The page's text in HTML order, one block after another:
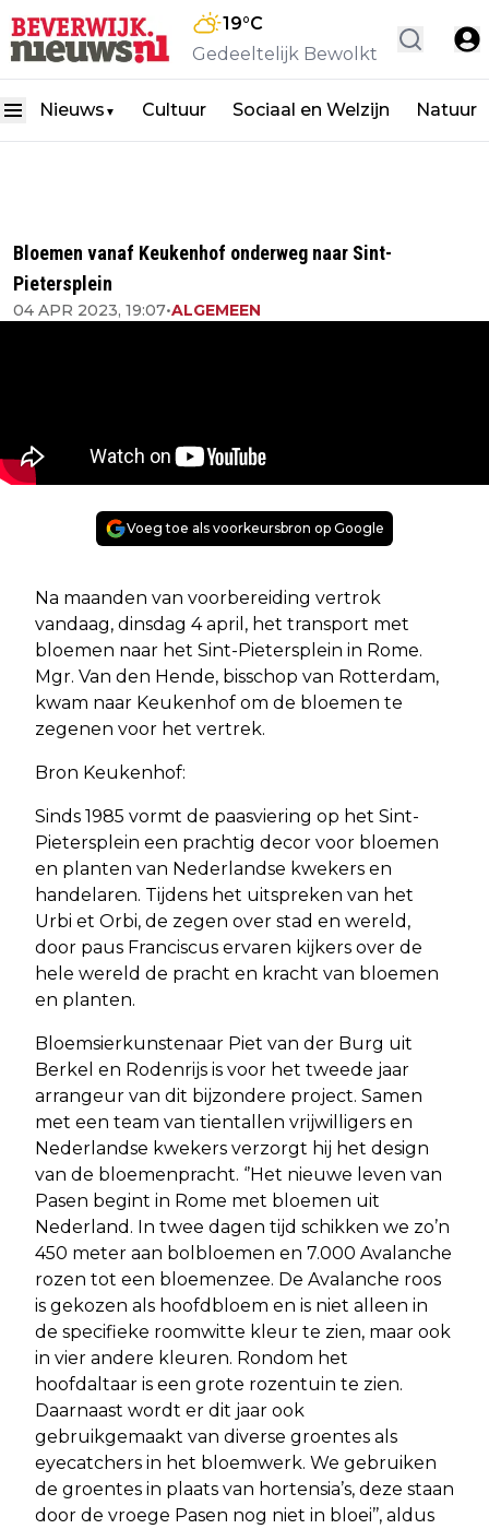
19°C
Gedeeltelijk Bewolkt
Nieuws ▼ Cultuur Sociaal en Welzijn Natuur
Bloemen vanaf Keukenhof onderweg naar Sint-
Pietersplein
04 APR 2023, 19:07•ALGEMEEN
Voeg toe als voorkeursbron op Google
Na maanden van voorbereiding vertrok
vandaag, dinsdag 4 april, het transport met
bloemen naar het Sint-Pietersplein in Rome.
Mgr. Van den Hende, bisschop van Rotterdam,
kwam naar Keukenhof om de bloemen te
zegenen voor het vertrek.
Bron Keukenhof:
Sinds 1985 vormt de paasviering op het Sint-
Pietersplein een prachtig decor voor bloemen
en planten van Nederlandse kwekers en
handelaren. Tijdens het uitspreken van het
Urbi et Orbi, de zegen over stad en wereld,
door paus Franciscus ervaren kijkers over de
hele wereld de pracht en kracht van bloemen
en planten.
Bloemsierkunstenaar Piet van der Burg uit
Berkel en Rodenrijs is voor het tweede jaar
arrangeur van dit bijzondere project. Samen
met een team van tientallen vrijwilligers en
Nederlandse kwekers verzorgt hij het design
van de bloemenpracht. ‘’Het nieuwe leven van
Pasen begint in Rome met bloemen uit
Nederland. In twee dagen tijd schikken we zo’n
450 meter aan bolbloemen en 7.000 Avalanche
rozen tot een bloemenzee. De Avalanche roos
is gekozen als hoofdbloem en is niet alleen in
de specifieke roomwitte kleur te zien, maar ook
in vier andere kleuren. Rondom het
hoofdaltaar is een grote rozentuin te zien.
Daarnaast wordt er dit jaar ook
gebruikgemaakt van diverse groentes als
eyecatchers in het bloemwerk. We gebruiken
de groentes in plaats van hortensia’s, deze staan
door de vroege Pasen nog niet in bloei’’, aldus